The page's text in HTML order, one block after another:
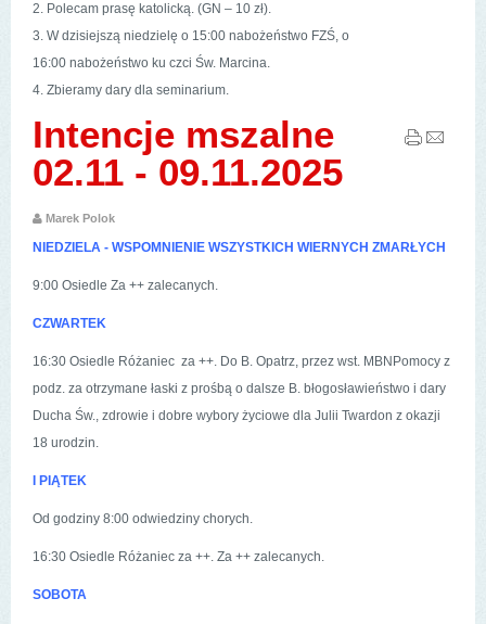
2. Polecam prasę katolicką. (GN – 10 zł).
3. W dzisiejszą niedzielę o 15:00 nabożeństwo FZŚ, o
16:00 nabożeństwo ku czci Św. Marcina.
4. Zbieramy dary dla seminarium.
Intencje mszalne
02.11 - 09.11.2025
Marek Polok
NIEDZIELA - WSPOMNIENIE WSZYSTKICH WIERNYCH ZMARŁYCH
9:00 Osiedle Za ++ zalecanych.
CZWARTEK
16:30 Osiedle Różaniec za ++. Do B. Opatrz, przez wst. MBNPomocy z
podz. za otrzymane łaski z prośbą o dalsze B. błogosławieństwo i dary
Ducha Św., zdrowie i dobre wybory życiowe dla Julii Twardon z okazji
18 urodzin.
I PIĄTEK
Od godziny 8:00 odwiedziny chorych.
16:30 Osiedle Różaniec za ++. Za ++ zalecanych.
SOBOTA